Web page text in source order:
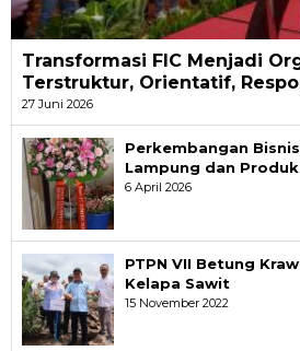
Transformasi FIC Menjadi
Terstruktur, Orientatif,
27 Juni 2026
Perkembangan
Lampung dan
6 April 2026
PTPN VII Betung
Kelapa Sawit
15 November 2022